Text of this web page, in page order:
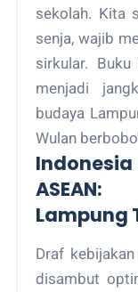
sekolah. Kita
senja, wajib
sirkular.
menjadi
budaya
Wulan
Lampung
Draf
disambut